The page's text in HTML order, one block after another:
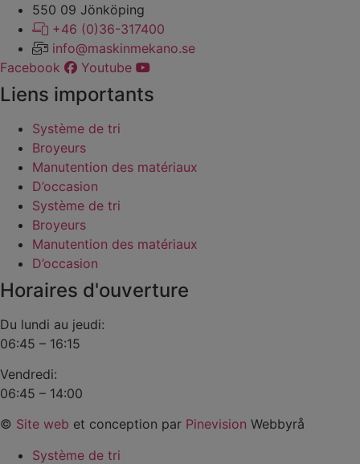
​​​​​​​550 09 Jönköping
+46 (0)36-317400
info@maskinmekano.se
Facebook
Youtube
Liens importants
Système de tri
Broyeurs
Manutention des matériaux
D’occasion
Système de tri
Broyeurs
Manutention des matériaux
D’occasion
Horaires d'ouverture
Du lundi au jeudi:
06:45 – 16:15
Vendredi:
06:45 – 14:00
© Site web et conception par Pinevision Webbyrå
Système de tri